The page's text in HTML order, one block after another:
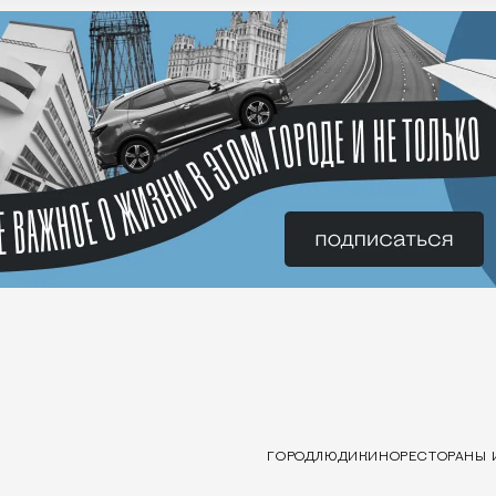
ГОРОДЛЮДИ КИНОРЕСТОРАНЫ